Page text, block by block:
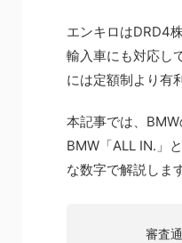
エンキロはDRD4
輸入車にも対応し
には定額制より有
本記事では、
BMW「ALL IN.」
な数字で解説します
審査